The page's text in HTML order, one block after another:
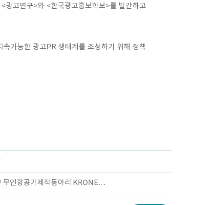
광고연구>와 <한국광고홍보학보>를 발간하고
가능한 광고PR 생태계를 조성하기 위해 정책
무인항공기제작동아리 KRONE…